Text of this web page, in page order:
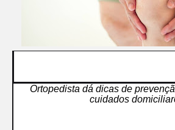
Ortopedista dá dicas de
cuidados